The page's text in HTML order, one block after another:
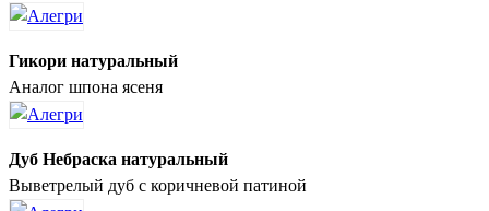
Гикори натуральный
Аналог шпона ясеня
Дуб Небраска натуральный
Выветрелый дуб с коричневой патиной